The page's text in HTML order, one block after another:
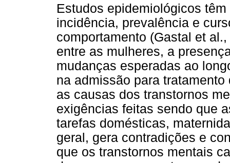
Estudos epidemiológicos
incidência, prevalência e
comportamento (Gastal et
entre as mulheres, a
mudanças esperadas ao
na admissão para
as causas dos transtornos
exigências feitas sendo que
tarefas domésticas,
geral, gera contradições e
que os transtornos mentais